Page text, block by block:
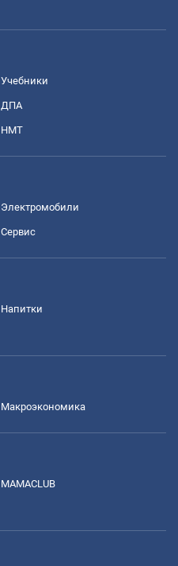
Учебники
ДПА
НМТ
Электромобили
Сервис
Напитки
Mакроэкономика
MAMACLUB